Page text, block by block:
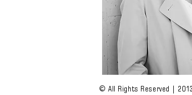
© All Rights Reserved |